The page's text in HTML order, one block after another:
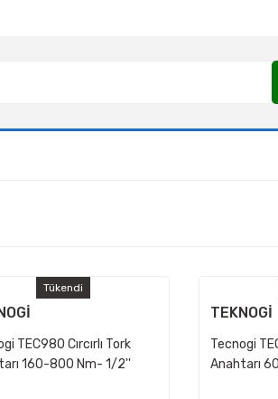
Tükendi
TEC980 Cırcırlı Tork
160-800 Nm- 1/2''
TEKNOGİ
Tecnogi
Anahtarı